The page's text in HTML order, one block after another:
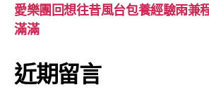
愛樂團回想往昔風台包養經驗雨兼
滿滿
近期留言